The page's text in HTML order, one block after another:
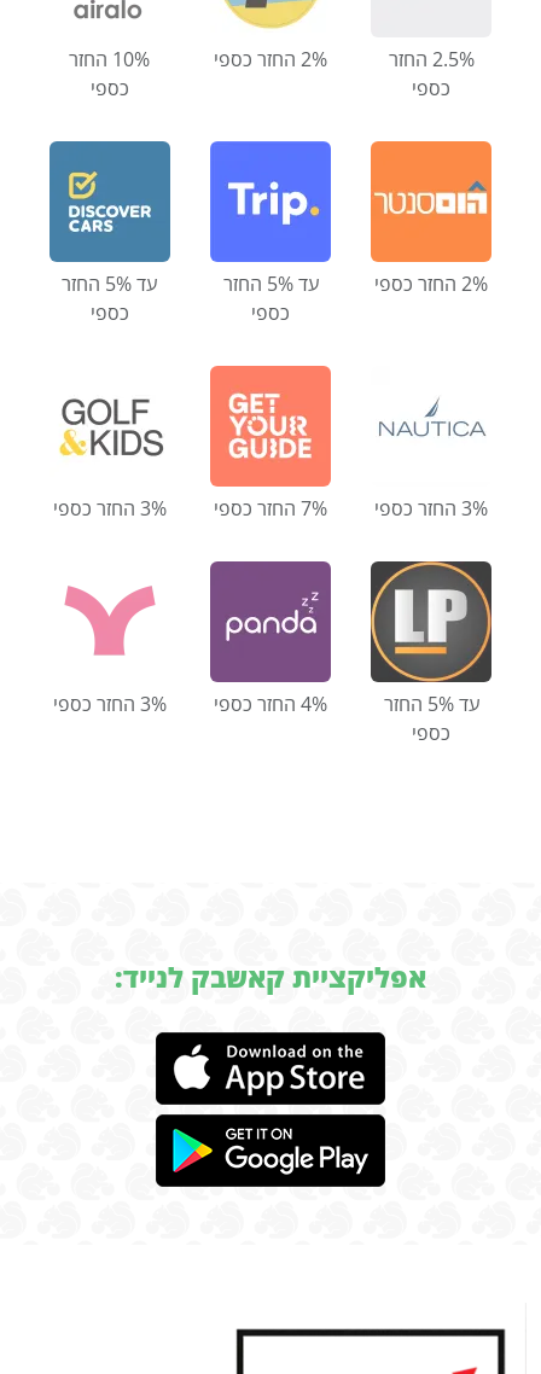
2.5% החזר
כספי
2% החזר כספי
10% החזר
כספי
2% החזר כספי
עד 5% החזר
כספי
עד 5% החזר
כספי
3% החזר כספי 7% החזר כספי 3% החזר כספי
עד 5% החזר
כספי
4% החזר כספי 3% החזר כספי
אפליקציית קאשבק לנייד: